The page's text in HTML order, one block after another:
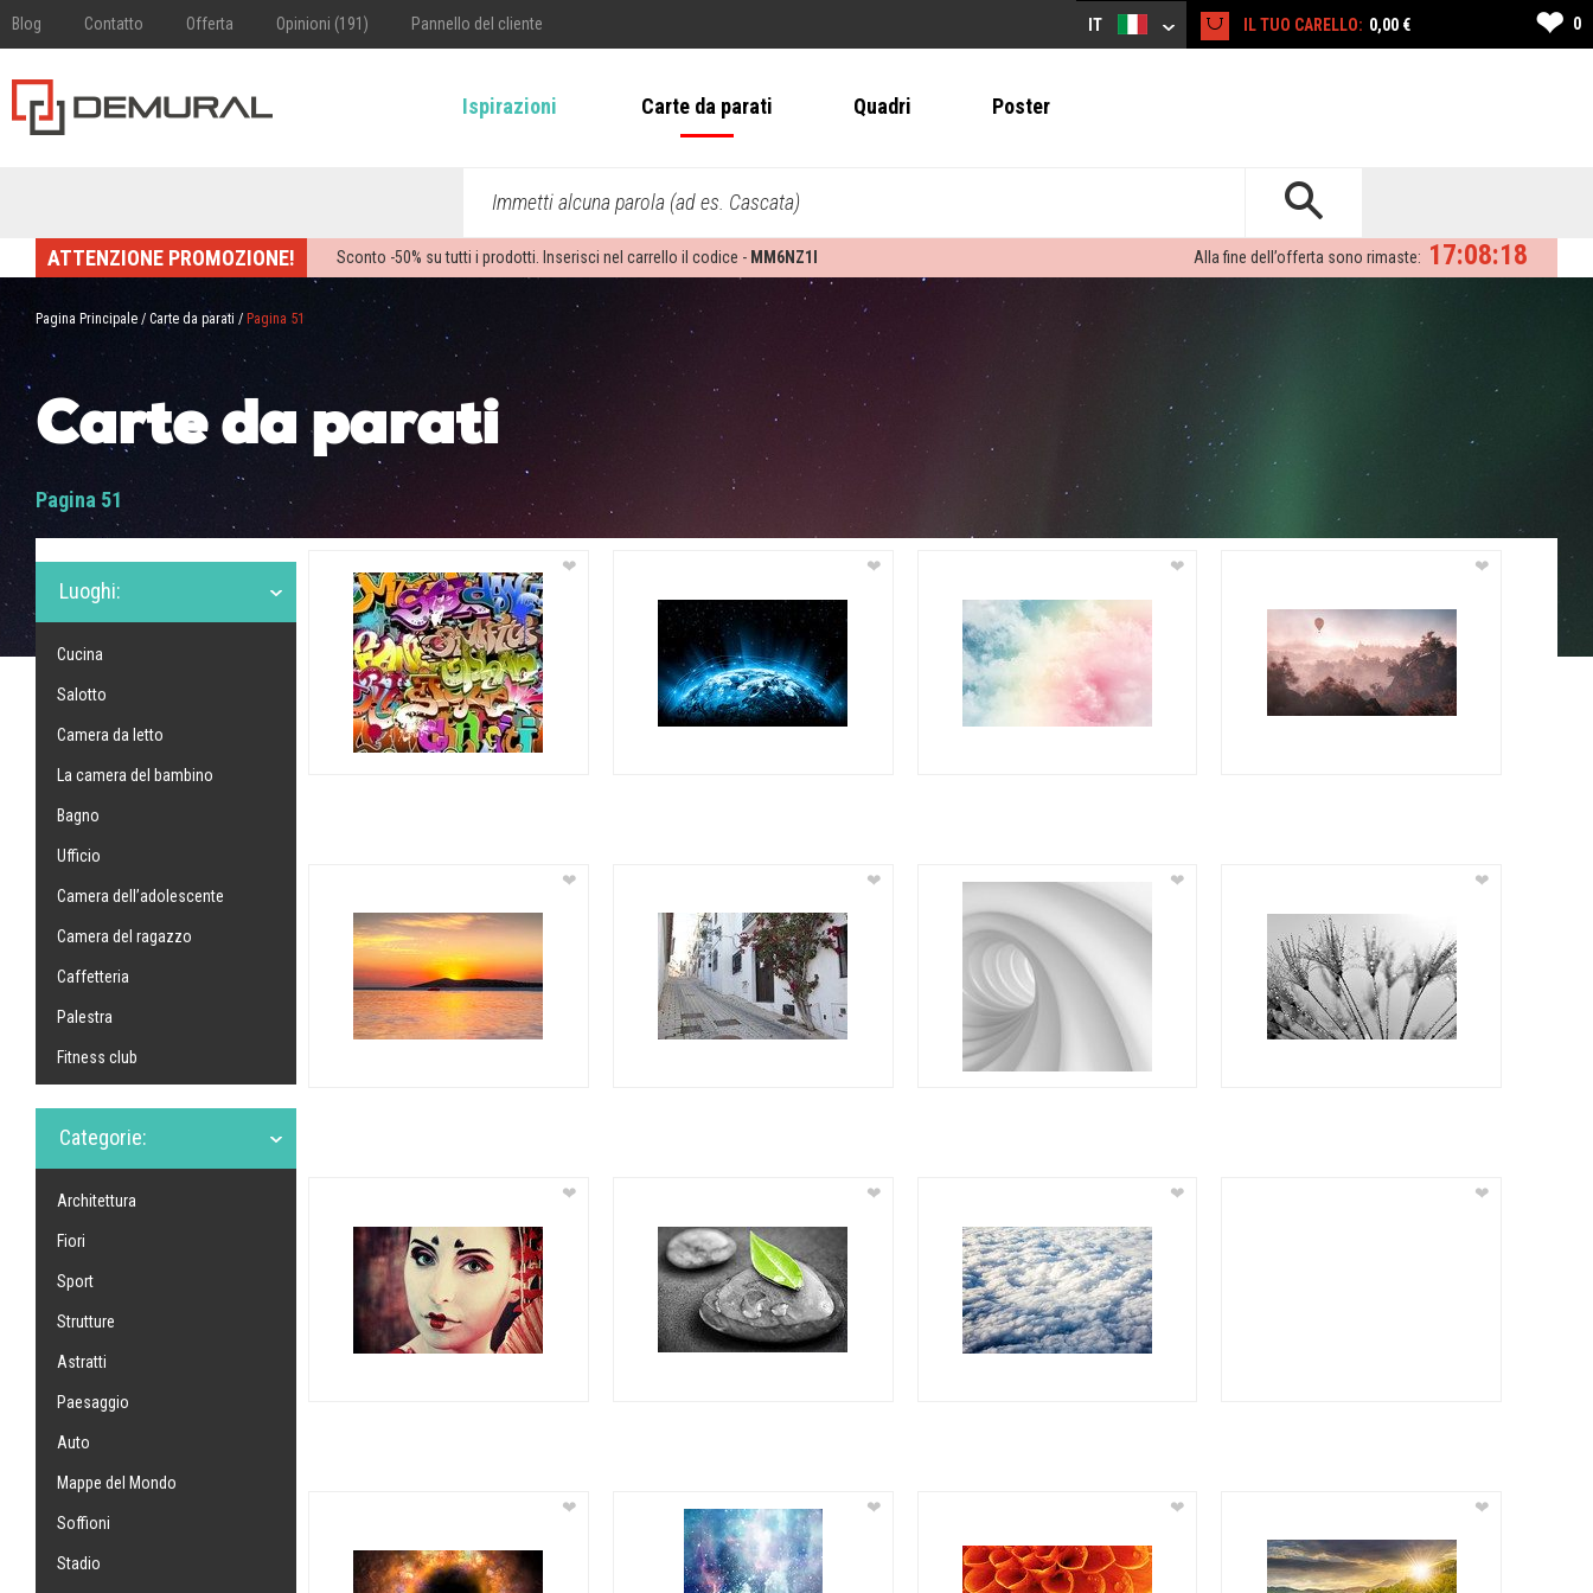
Blog Contatto Offerta Opinioni (191) Pannello del cliente IT IL TUO CARELLO: 0,00 € ❤ 0
Ispirazioni Carte da parati Quadri Poster
Immetti alcuna parola (ad es. Cascata)
ATTENZIONE PROMOZIONE! Sconto -50% su tutti i prodotti. Inserisci nel carrello il codice - MM6NZ1I 17:08:17
Alla fine dell’offerta sono rimaste:
Pagina Principale / Carte da parati / Pagina 51
Carte da parati
Pagina 51
Luoghi:
Cucina
Salotto
Camera da letto
La camera del bambino
Bagno
Ufficio
Camera dell’adolescente
Camera del ragazzo
Caffetteria
Palestra
Fitness club
Categorie:
Architettura
Fiori
Sport
Strutture
Astratti
Paesaggio
Auto
Mappe del Mondo
Soffioni
Stadio
❤ ❤ ❤ ❤
❤ ❤ ❤ ❤
❤ ❤ ❤ ❤
❤ ❤ ❤ ❤